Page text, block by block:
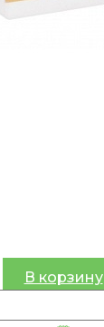
В корзину